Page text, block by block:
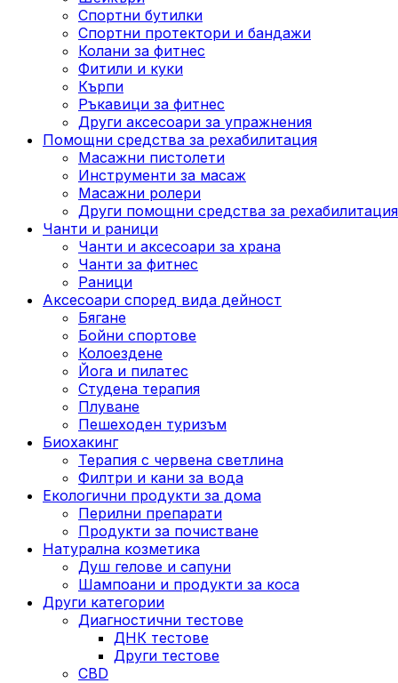
Спортни бутилки
Спортни протектори и бандажи
Колани за фитнес
Фитили и куки
Кърпи
Ръкавици за фитнес
Други аксесоари за упражнения
Помощни средства за рехабилитация
Масажни пистолети
Инструменти за масаж
Масажни ролери
Други помощни средства за рехабилитация
Чанти и раници
Чанти и аксесоари за храна
Чанти за фитнес
Раници
Аксесоари според вида дейност
Бягане
Бойни спортове
Колоездене
Йога и пилатес
Студена терапия
Плуване
Пешеходен туризъм
Биохакинг
Терапия с червена светлина
Филтри и кани за вода
Екологични продукти за дома
Перилни препарати
Продукти за почистване
Натурална козметика
Душ гелове и сапуни
Шампоани и продукти за коса
Други категории
Диагностични тестове
ДНК тестове
Други тестове
CBD